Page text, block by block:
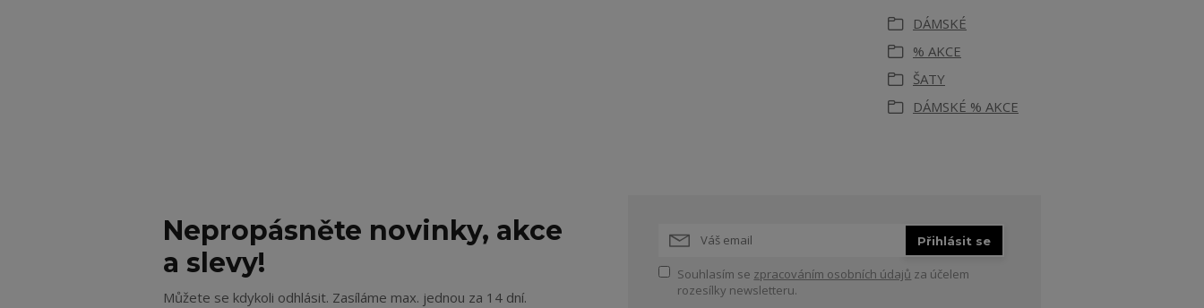
DÁMSKÉ
% AKCE
ŠATY
DÁMSKÉ % AKCE
Nepropásněte novinky, akce
a slevy!
Můžete se kdykoli odhlásit. Zasíláme max. jednou za 14 dní.
Přihlásit se
Souhlasím se zpracováním osobních údajů za účelem
rozesílky newsletteru.